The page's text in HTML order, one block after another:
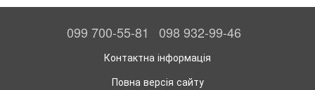
099 700-55-81 098 932-99-46
Контактна інформація
Повна версія сайту